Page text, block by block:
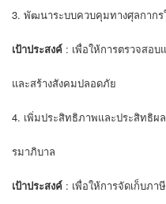
3. พัฒนาระบบควบคุมทางศุลกาก
เป้าประสงค์ : เพื่อให้การตรวจสอ
และสร้างสังคมปลอดภัย
4. เพิ่มประสิทธิภาพและประสิทธิผ
รมาภิบาล
เป้าประสงค์ : เพื่อให้การจัดเก็บภา